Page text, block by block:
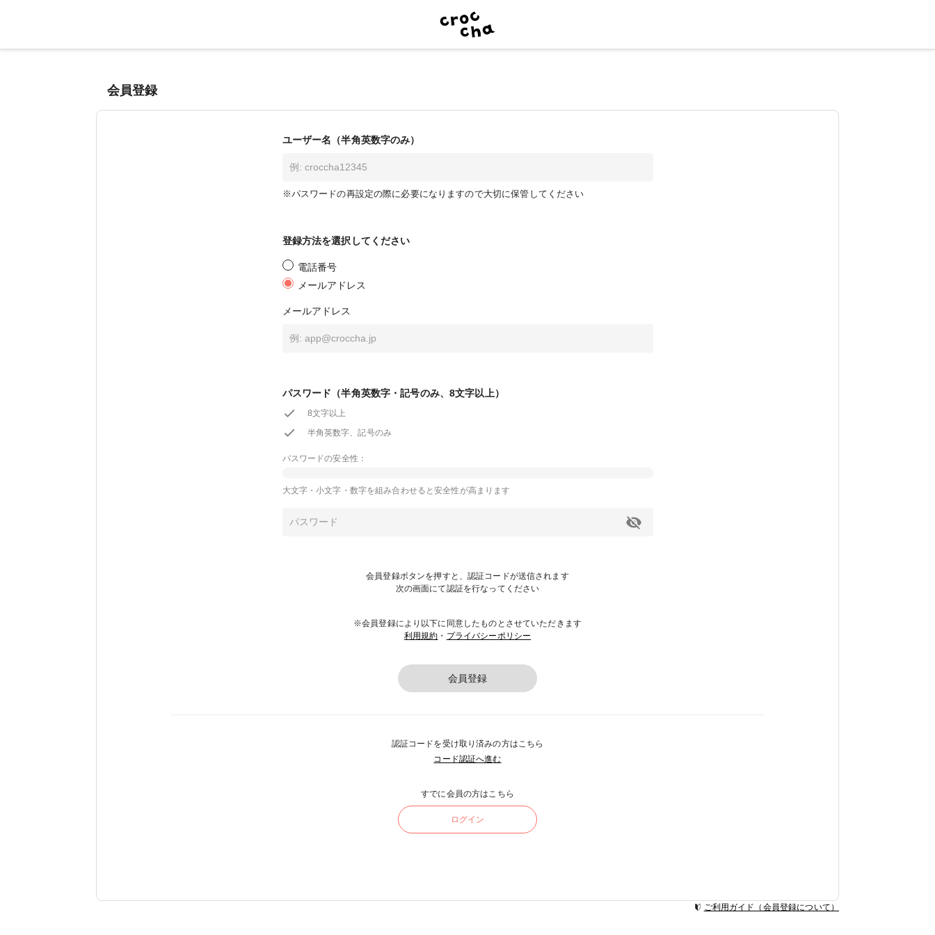
会員登録
ユーザー名（半角英数字のみ）
※パスワードの再設定の際に必要になりますので大切に保管してください
登録方法を選択してください
電話番号
メールアドレス
メールアドレス
パスワード（半角英数字・記号のみ、8文字以上）
8文字以上
半角英数字、記号のみ
パスワードの安全性：
大文字・小文字・数字を組み合わせると安全性が高まります
会員登録ボタンを押すと、認証コードが送信されます
次の画面にて認証を行なってください
※会員登録により以下に同意したものとさせていただきます
利用規約 ・ プライバシーポリシー
会員登録
認証コードを受け取り済みの方はこちら
コード認証へ進む
すでに会員の方はこちら
ログイン
ご利用ガイド（会員登録について）